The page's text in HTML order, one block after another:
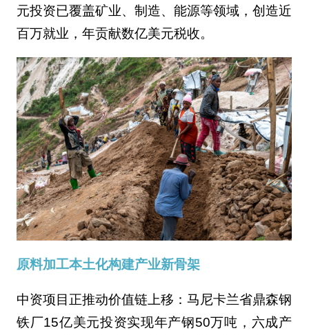
元投资已覆盖矿业、制造、能源等领域，创造近
百万就业，年贡献数亿美元税收。
原料加工本土化构建产业新骨架‌
中资项目正推动价值链上移：马尼卡兰省鼎森钢
铁厂15亿美元投资实现年产钢50万吨，六成产